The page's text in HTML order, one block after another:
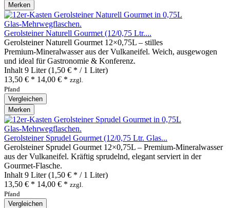
Merken
Gerolsteiner Naturell Gourmet (12/0,75 Ltr....
Gerolsteiner Naturell Gourmet 12×0,75L – stilles
Premium‑Mineralwasser aus der Vulkaneifel. Weich, ausgewogen
und ideal für Gastronomie & Konferenz.
Inhalt 9 Liter(1,50 € * / 1 Liter)
13,50 € * 14,00 € * zzgl.
Pfand
Vergleichen
Merken
Gerolsteiner Sprudel Gourmet (12/0,75 Ltr. Glas...
Gerolsteiner Sprudel Gourmet 12×0,75L – Premium‑Mineralwasser
aus der Vulkaneifel. Kräftig sprudelnd, elegant serviert in der
Gourmet‑Flasche.
Inhalt 9 Liter(1,50 € * / 1 Liter)
13,50 € * 14,00 € * zzgl.
Pfand
Vergleichen